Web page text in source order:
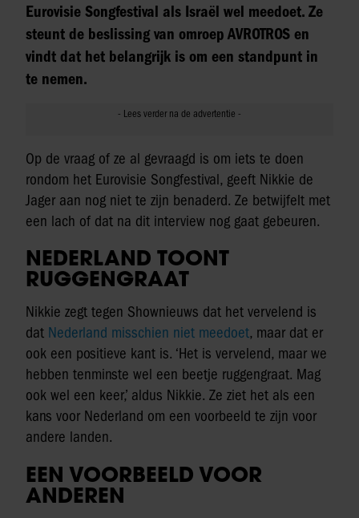
Eurovisie Songfestival als Israël wel meedoet. Ze
steunt de beslissing van omroep AVROTROS en
vindt dat het belangrijk is om een standpunt in
te nemen.
Op de vraag of ze al gevraagd is om iets te doen
rondom het Eurovisie Songfestival, geeft Nikkie de
Jager aan nog niet te zijn benaderd. Ze betwijfelt met
een lach of dat na dit interview nog gaat gebeuren.
NEDERLAND TOONT
RUGGENGRAAT
Nikkie zegt tegen Shownieuws dat het vervelend is
dat Nederland misschien niet meedoet, maar dat er
ook een positieve kant is. ‘Het is vervelend, maar we
hebben tenminste wel een beetje ruggengraat. Mag
ook wel een keer,’ aldus Nikkie. Ze ziet het als een
kans voor Nederland om een voorbeeld te zijn voor
andere landen.
EEN VOORBEELD VOOR
ANDEREN